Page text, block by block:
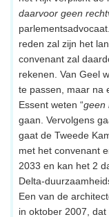
daarvoor geen
reden zal zijn het
convenant zal
rekenen. Van Geel
te passen, maar na
Essent weten “geen
gaan. Vervolgens
gaat de Tweede
met het convenant
2033 en kan het 2
Delta-
Een van de
in oktober 2007,